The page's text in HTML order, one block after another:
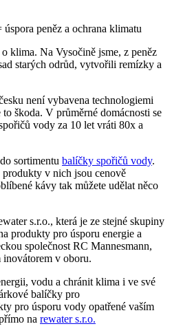
peněz a ochrana klimatu
klima. Na Vysočině jsme, z peněz
starých odrůd, vytvořili remízky a
není vybavena technologiemi
škoda. V průměrné domácnosti se
vody za 10 let vráti 80x a
sortimentu balíčky spořičů vody.
produkty v nich jsou cenově
kávy tak můžete udělat něco
s.r.o., která je ze stejné skupiny
produkty pro úsporu energie a
společnost RC Mannesmann,
v oboru.
vodu a chránit klima i ve své
balíčky pro
pro úsporu vody opatřené vaším
na rewater s.r.o.